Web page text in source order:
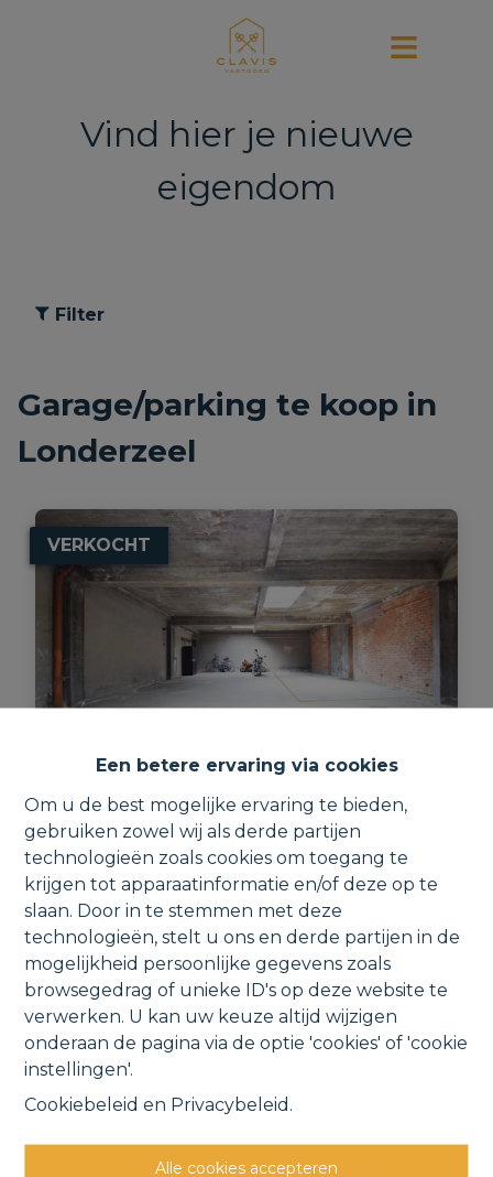
Een betere ervaring via cookies
Om u de best mogelijke ervaring te bieden,
gebruiken zowel wij als derde partijen
technologieën zoals cookies om toegang te
krijgen tot apparaatinformatie en/of deze op te
slaan. Door in te stemmen met deze
technologieën, stelt u ons en derde partijen in de
mogelijkheid persoonlijke gegevens zoals
browsegedrag of unieke ID's op deze website te
verwerken. U kan uw keuze altijd wijzigen
onderaan de pagina via de optie 'cookies' of 'cookie
instellingen'.
Cookiebeleid en Privacybeleid.
Alle cookies accepteren
Vind hier je nieuwe
eigendom
Filter
Garage/parking te koop in
Londerzeel
VERKOCHT
Ruime, afgesloten parkeerplaats nabij
het centrum.
Stationsstraat  2, 1840 Londerzeel
24 m²
CONTACTGEGEVENS